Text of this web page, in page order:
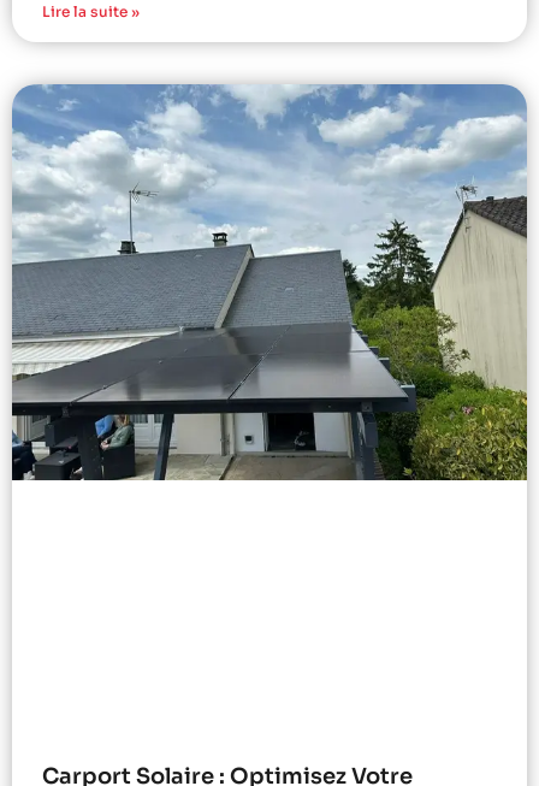
Lire la suite »
Carport Solaire : Optimisez Votre